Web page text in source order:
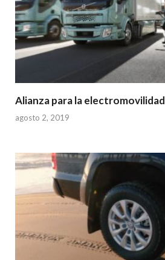
Alianza para la electromovilidad
agosto 2, 2019